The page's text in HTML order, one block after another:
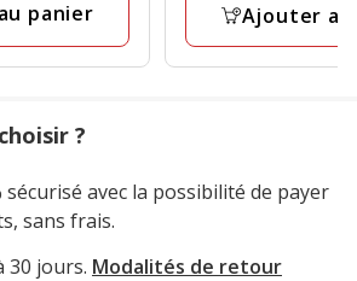
panier Ajouter
?
sécurisé avec la possibilité de payer
sans frais.
30 jours. Modalités de retour